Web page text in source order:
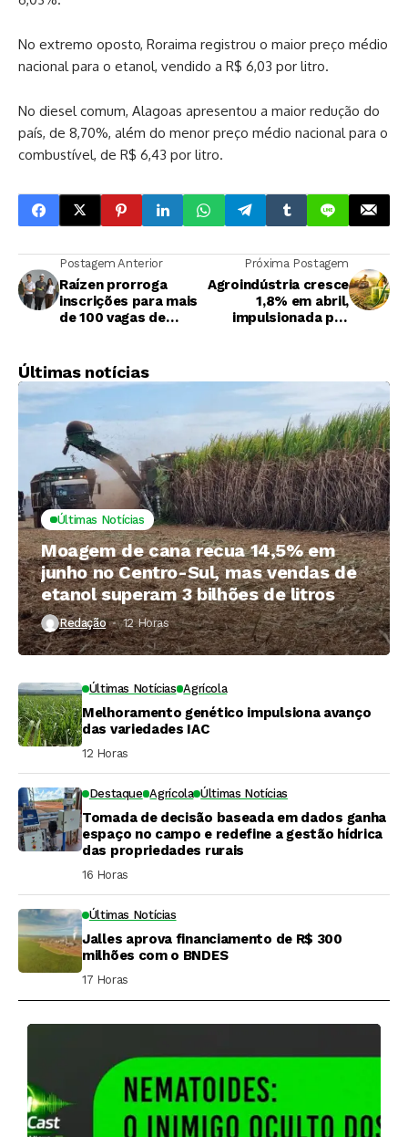
No extremo oposto, Roraima registrou o maior preço médio
nacional para o etanol, vendido a R$ 6,03 por litro.
No diesel comum, Alagoas apresentou a maior redução do
país, de 8,70%, além do menor preço médio nacional para o
combustível, de R$ 6,43 por litro.
Postagem Anterior
Raízen prorroga
inscrições para mais
de 100 vagas de
28/6
Próxima Postagem
Agroindústria cresce
1,8% em abril,
impulsionada por
Últimas notícias
Últimas Notícias
Moagem de cana recua 14,5% em
junho no Centro-Sul, mas vendas de
etanol superam 3 bilhões de litros
Redação 12 Horas ⁮
Últimas Notícias Agrícola
Melhoramento genético impulsiona avanço
das variedades IAC
12 Horas ⁮
Destaque Agrícola Últimas Notícias
Tomada de decisão baseada em dados ganha
espaço no campo e redefine a gestão hídrica
das propriedades rurais
16 Horas ⁮
Últimas Notícias
Jalles aprova financiamento de R$ 300
milhões com o BNDES
17 Horas ⁮